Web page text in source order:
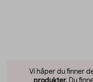
Vi håper du finner
produkter. Du